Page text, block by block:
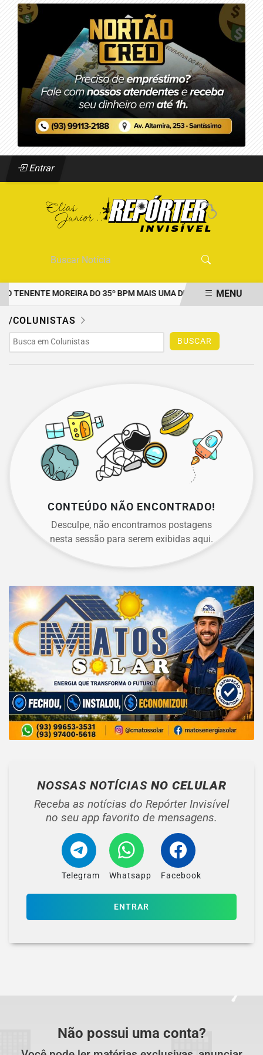
Entrar
TENENTE MOREIRA DO 35º BPM MAIS UMA DUPLA PRESA POR
EM ALTA
MENU
/COLUNISTAS
BUSCAR
CONTEÚDO NÃO ENCONTRADO!
Desculpe, não encontramos postagens
nesta sessão para serem exibidas aqui.
NOSSAS NOTÍCIAS NO CELULAR
Receba as notícias do Repórter Invisível
no seu app favorito de mensagens.
Telegram Whatsapp Facebook
ENTRAR
Não possui uma conta?